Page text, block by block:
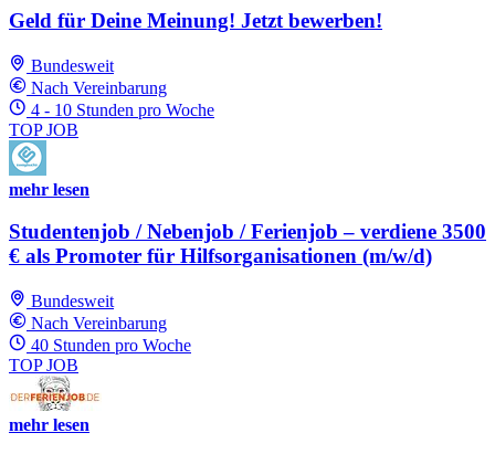
Geld für Deine Meinung! Jetzt bewerben!
Bundesweit
Nach Vereinbarung
4 - 10 Stunden pro Woche
TOP JOB
mehr lesen
Studentenjob / Nebenjob / Ferienjob – verdiene 3500
€ als Promoter für Hilfsorganisationen (m/w/d)
Bundesweit
Nach Vereinbarung
40 Stunden pro Woche
TOP JOB
mehr lesen